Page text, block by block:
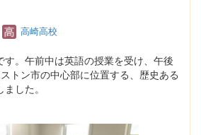
高崎高校
す。午前中は英語の授業を受け、午後
トン市の中心部に位置する、歴史ある
した。